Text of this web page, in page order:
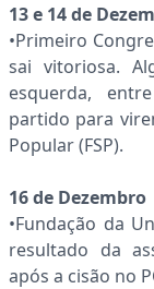
13 e 14 de
•Primeiro
sai vitoriosa.
esquerda,
partido para
Popular (FSP).
16 de Dezembro
•Fundação da
resultado da
após a cisão no